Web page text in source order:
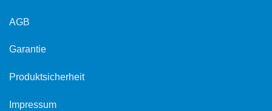
AGB
Garantie
Produktsicherheit
Impressum